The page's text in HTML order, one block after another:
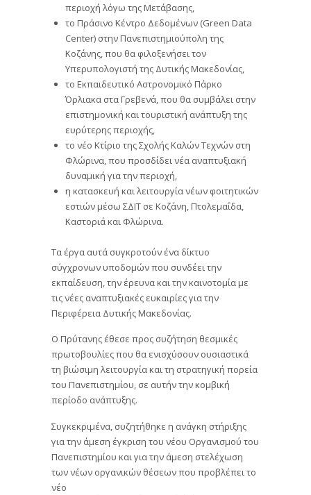
περιοχή λόγω της Μετάβασης,
το Πράσινο Κέντρο Δεδομένων (Green Data
Center) στην Πανεπιστημιούπολη της
Κοζάνης, που θα φιλοξενήσει τον
Υπερυπολογιστή της Δυτικής Μακεδονίας,
το Εκπαιδευτικό Αστρονομικό Πάρκο
Όρλιακα στα Γρεβενά, που θα συμβάλει στην
επιστημονική και τουριστική ανάπτυξη της
ευρύτερης περιοχής,
το νέο Κτίριο της Σχολής Καλών Τεχνών στη
Φλώρινα, που προσδίδει νέα αναπτυξιακή
δυναμική για την περιοχή,
η κατασκευή και λειτουργία νέων φοιτητικών
εστιών μέσω ΣΔΙΤ σε Κοζάνη, Πτολεμαΐδα,
Καστοριά και Φλώρινα.
Τα έργα αυτά συγκροτούν ένα δίκτυο
σύγχρονων υποδομών που συνδέει την
εκπαίδευση, την έρευνα και την καινοτομία με
τις νέες αναπτυξιακές ευκαιρίες για την
Περιφέρεια Δυτικής Μακεδονίας.
Ο Πρύτανης έθεσε προς συζήτηση θεσμικές
πρωτοβουλίες που θα ενισχύσουν ουσιαστικά
τη βιώσιμη λειτουργία και τη στρατηγική πορεία
του Πανεπιστημίου, σε αυτήν την κομβική
περίοδο ανάπτυξης.
Συγκεκριμένα, συζητήθηκε η ανάγκη στήριξης
για την άμεση έγκριση του νέου Οργανισμού του
Πανεπιστημίου και για την άμεση στελέχωση
των νέων οργανικών θέσεων που προβλέπει το
νέο